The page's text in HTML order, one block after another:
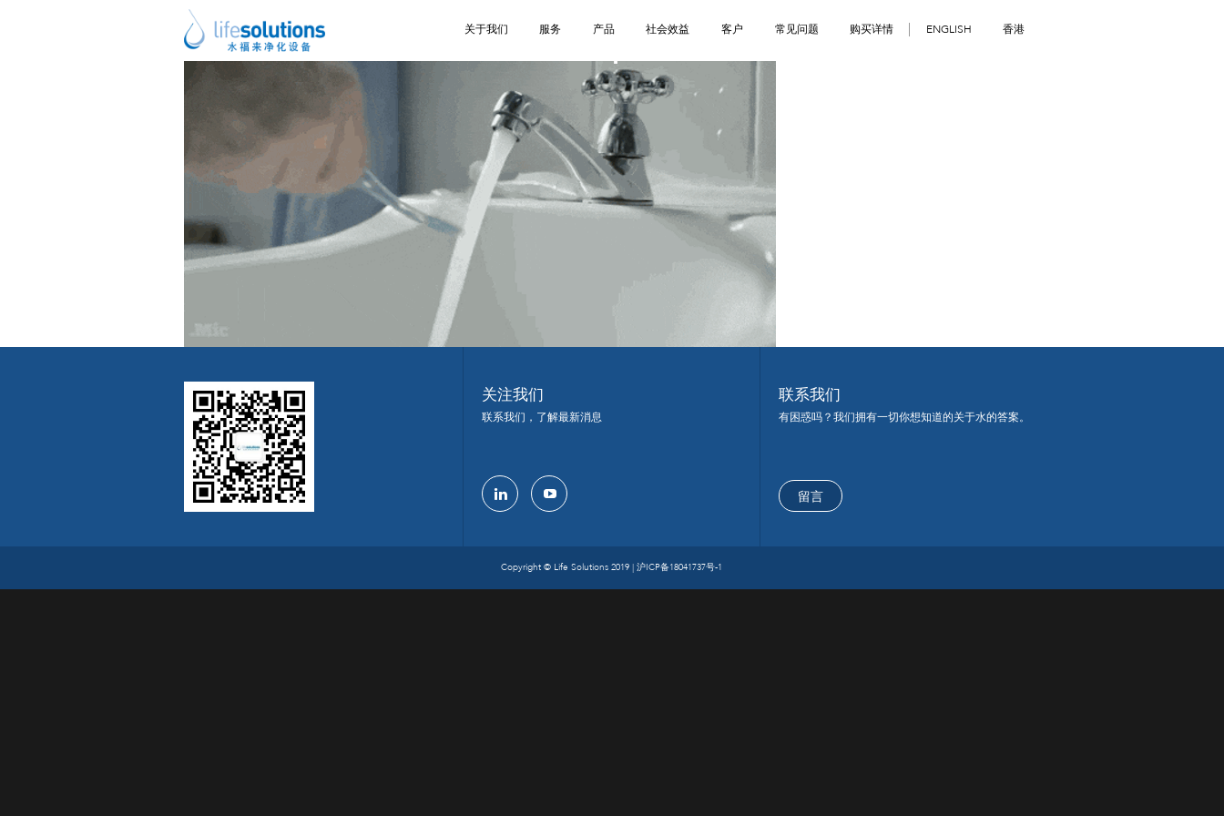
关于我们 服务 产品 社会效益 客户 常见问题 购买详情 ENGLISH 香港
4
关注我们
联系我们，了解最新消息
联系我们
有困惑吗？我们拥有一切你想知道的关于水的答案。
留言
Copyright © Life Solutions 2019 | 沪ICP备18041737号-1